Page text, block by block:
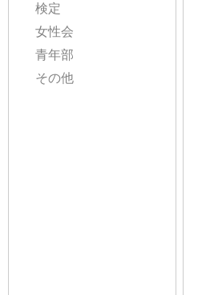
検定
女性会
青年部
その他